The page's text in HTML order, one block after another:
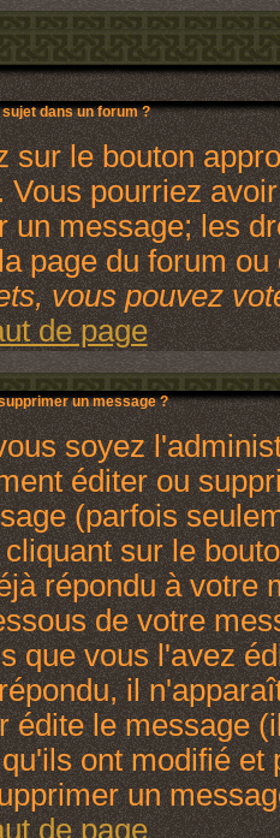
dans un forum ?
sur le bouton
Vous pourriez
un message; les
page du forum
vous pouvez
de page
un message ?
soyez
éditer ou
(parfois
sur le
répondu à votre
de votre
que vous l'avez
il
édite le message
ont modifié
un
de page